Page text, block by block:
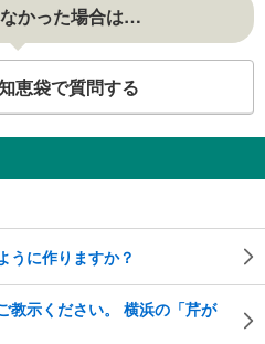
かった場合は…
恵袋で質問する
うに作りますか？
教示ください。 横浜の「芹が